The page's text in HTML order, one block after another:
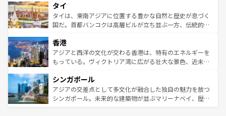
リティに包まれながら、韓国の多彩な魅力を心ゆくまで味
わってみてほしい。 なお、新着の韓国情報はコンテンツ一
覧を参照してほしい。
急速な発展と共に伝統が息づく。ハノイの古い町並みやホ
ーチミン市のフランス統治時代の建物も、独特の雰囲気を
醸し出している。また、バラエティの豊かさとおいしさで
とつ。フォーやバインミー、ベトナムコーヒーなどは、ぜ
ひ現地で味わいたい。どの地域を訪れてもあたたかい人々
が旅行者を迎えてくれるので、きっと忘れられない旅にな
参照してほしい。
タイ
タイは、東南アジアに位置する豊かな自然と歴史が息づく
国だ。首都バンコクは高層ビルが立ち並ぶ一方、伝統的な
の活気が交差している。北部ではチェンマイなどの山岳地
帯で自然と触れ合い、南部ではプーケットやクラビの美し
いビーチでリゾート気分を楽しむことができる。タイ料理
激する。気候は一年中温暖で、どの季節にも異なる楽しみ
が待っている。親しみやすいタイの人々、仏教を中心とし
た文化、そして多様な観光資源が、訪れる旅人を魅了し続
香港
アジアと西洋の文化が交わる香港は、特有のエネルギーを
もっている。ヴィクトリア湾に広がる壮大な景色、近未来
み、どこを訪れても感動するはず。観光スポットが密集し
ており、効率よく見どころを回れるのも魅力。息をのむよ
うな絶景から文化的な体験まで、香港を存分に楽しみ尽く
シンガポール
アジアの交差点として多文化が融合した独自の魅力を放つ
シンガポール。未来的な建築物が並ぶマリーナベイ、歴史